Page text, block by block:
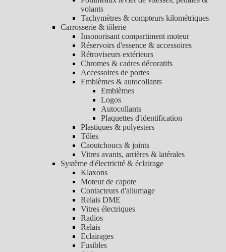
volants
Tachymètres & compteurs kilométriques
Carrosserie & tôlerie
Insonorisant compartiment moteur
Réservoirs d'essence & accessoires
Rétroviseurs extérieurs
Chromes & cadres décoratifs
Accessoires de portes
Emblèmes & autocollants
Emblèmes
Logos
Autocollants
Plaquettes d'identification
Plastiques & polyesters
Tôles
Caoutchoucs & joints
Vitres avants, arrières & latérales
Système d'électricité & éclairage
Klaxons
Moteur de capote
Contacteurs d'allumage
Relais DME
Vitres électriques
Radios
Relais
Eclairages
Fusibles